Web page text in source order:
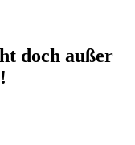
doch außer